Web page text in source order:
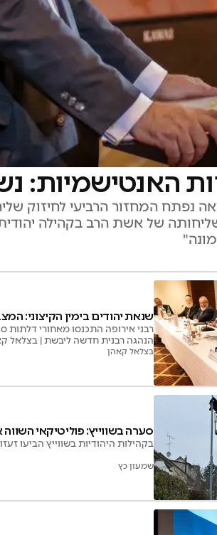
האנטישמיות:
נפתח המחזור הרביעי לחיזוק
של אשת הרב בקהילה
שנאת יהודים בימין הקיצוני:
רבני אירופה התכנסו מאחורי דלתות
הנהגה רבנית חדשה ליבשת | בצלאל
בצלאל קאהן
סערה בשווייץ: פוליטיקאי
בקהילות היהודיות בשווייץ הביעו
שמעון כץ